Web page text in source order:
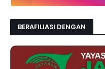
BERAFILIASI DENGAN